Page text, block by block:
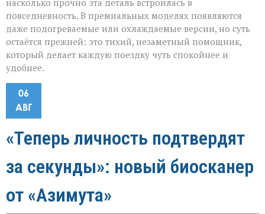
повседневность. В премиальных моделях появляются
даже подогреваемые или охлаждаемые версии, но суть
остаётся прежней: это тихий, незаметный помощник,
который делает каждую поездку чуть спокойнее и
удобнее.
06
АВГ
«Теперь личность подтвердят
за секунды»: новый биосканер
от «Азимута»